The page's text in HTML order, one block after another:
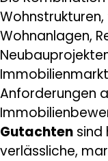
Wohnanlagen,
Anforderungen
Gutachten sind
verlässliche,